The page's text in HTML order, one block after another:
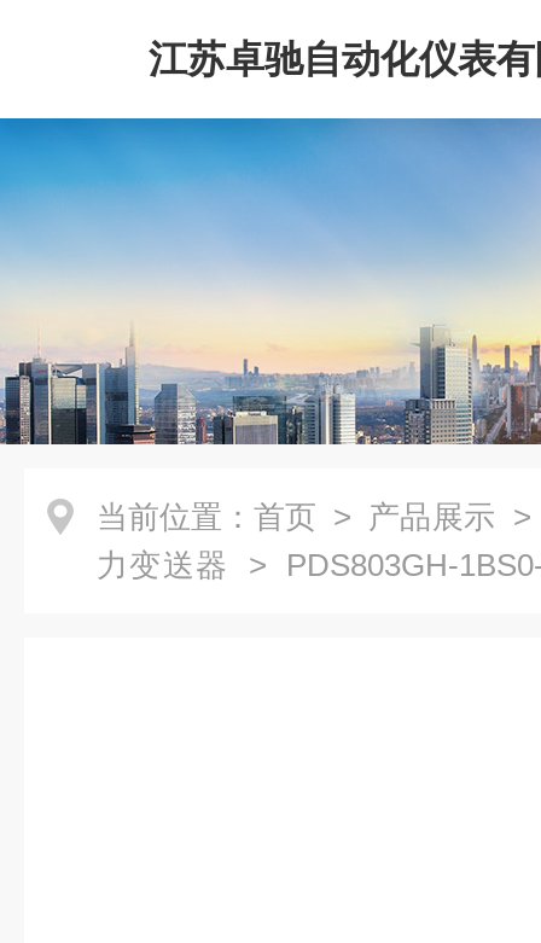
江苏卓驰自动化仪表
当前位置： 首页 > 产品展示
力变送器 > PDS803GH-